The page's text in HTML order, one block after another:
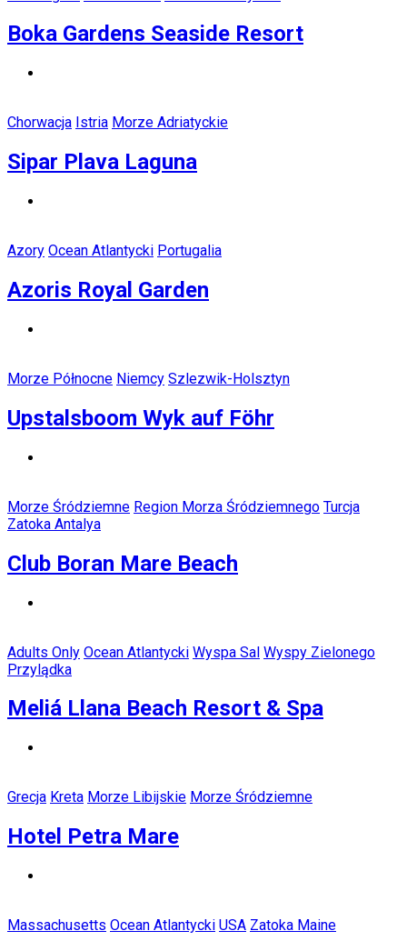
Boka Gardens Seaside Resort
Chorwacja Istria Morze Adriatyckie
Sipar Plava Laguna
Azory Ocean Atlantycki Portugalia
Azoris Royal Garden
Morze Północne Niemcy Szlezwik-Holsztyn
Upstalsboom Wyk auf Föhr
Morze Śródziemne Region Morza Śródziemnego Turcja
Zatoka Antalya
Club Boran Mare Beach
Adults Only Ocean Atlantycki Wyspa Sal Wyspy Zielonego
Przylądka
Meliá Llana Beach Resort & Spa
Grecja Kreta Morze Libijskie Morze Śródziemne
Hotel Petra Mare
Massachusetts Ocean Atlantycki USA Zatoka Maine